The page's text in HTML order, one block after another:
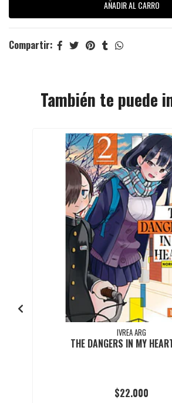
Compartir:
También te puede
IVREA ARG
THE DANGERS IN MY
$22.000